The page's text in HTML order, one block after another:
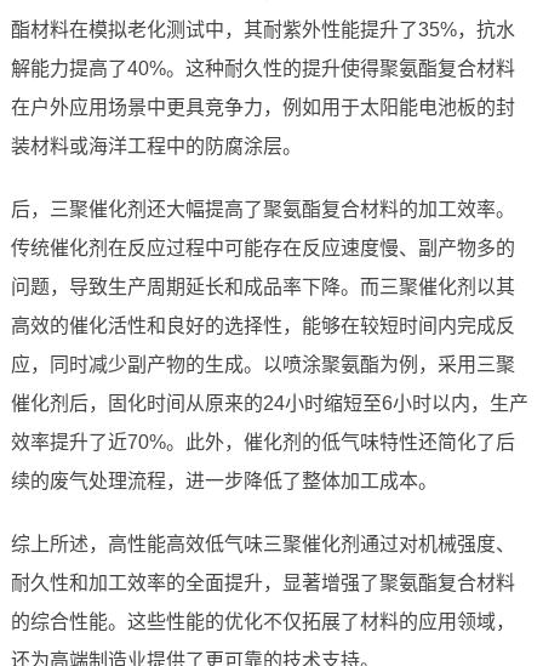
酯材料在模拟老化测试中，其耐紫外性能提升了35%，抗水
解能力提高了40%。这种耐久性的提升使得聚氨酯复合材料
在户外应用场景中更具竞争力，例如用于太阳能电池板的封
装材料或海洋工程中的防腐涂层。
后，三聚催化剂还大幅提高了聚氨酯复合材料的加工效率。
传统催化剂在反应过程中可能存在反应速度慢、副产物多的
问题，导致生产周期延长和成品率下降。而三聚催化剂以其
高效的催化活性和良好的选择性，能够在较短时间内完成反
应，同时减少副产物的生成。以喷涂聚氨酯为例，采用三聚
催化剂后，固化时间从原来的24小时缩短至6小时以内，生产
效率提升了近70%。此外，催化剂的低气味特性还简化了后
续的废气处理流程，进一步降低了整体加工成本。
综上所述，高性能高效低气味三聚催化剂通过对机械强度、
耐久性和加工效率的全面提升，显著增强了聚氨酯复合材料
的综合性能。这些性能的优化不仅拓展了材料的应用领域，
还为高端制造业提供了更可靠的技术支持。